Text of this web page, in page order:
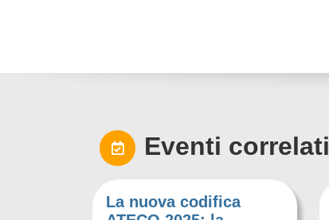
Eventi correlati
La nuova codifica